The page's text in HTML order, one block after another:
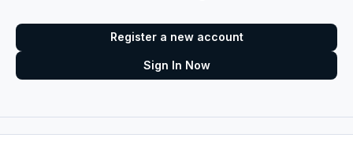
Register a new account
Sign In Now